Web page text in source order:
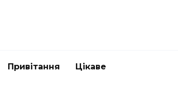
Привітання Цікаве